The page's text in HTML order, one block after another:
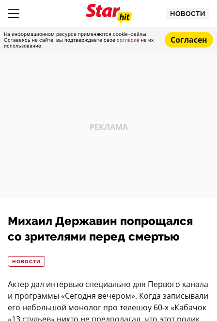
НОВОСТИ
На информационном ресурсе применяются cookie-файлы.
Оставаясь на сайте, вы подтверждаете свое согласие на их
использование.
Согласен
Михаил Державин попрощался
со зрителями перед смертью
НОВОСТИ
Актер дал интервью специально для Первого канала
и программы «Сегодня вечером». Когда записывали
его небольшой монолог про телешоу 60-х «Кабачок